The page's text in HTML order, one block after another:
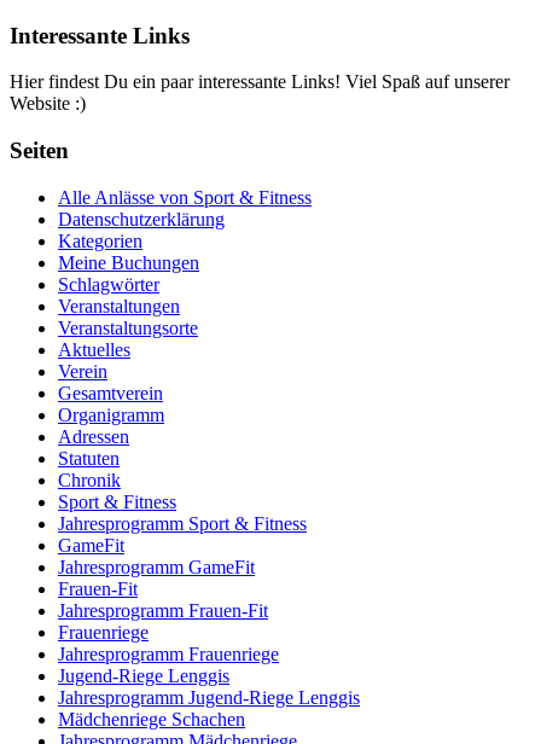
Interessante Links
Hier findest Du ein paar interessante Links! Viel Spaß auf unserer
Website :)
Seiten
Alle Anlässe von Sport & Fitness
Datenschutzerklärung
Kategorien
Meine Buchungen
Schlagwörter
Veranstaltungen
Veranstaltungsorte
Aktuelles
Verein
Gesamtverein
Organigramm
Adressen
Statuten
Chronik
Sport & Fitness
Jahresprogramm Sport & Fitness
GameFit
Jahresprogramm GameFit
Frauen-Fit
Jahresprogramm Frauen-Fit
Frauenriege
Jahresprogramm Frauenriege
Jugend-Riege Lenggis
Jahresprogramm Jugend-Riege Lenggis
Mädchenriege Schachen